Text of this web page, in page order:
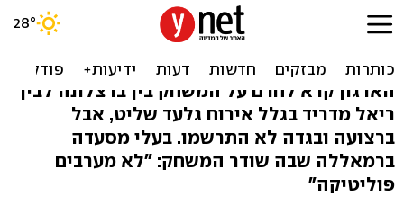
גול עצמי לחמאס: המוני
פלסטינים צפו ב"קלאסיקו"
הארגון קרא לחרם על המשחק בין ברצלונה לבין
ריאל מדריד בגלל אירוח גלעד שליט, אבל
ברצועה ובגדה לא התרשמו. בעלי מסעדה
ברמאללה שבה שודר המשחק: "לא מערבים
פוליטיקה"